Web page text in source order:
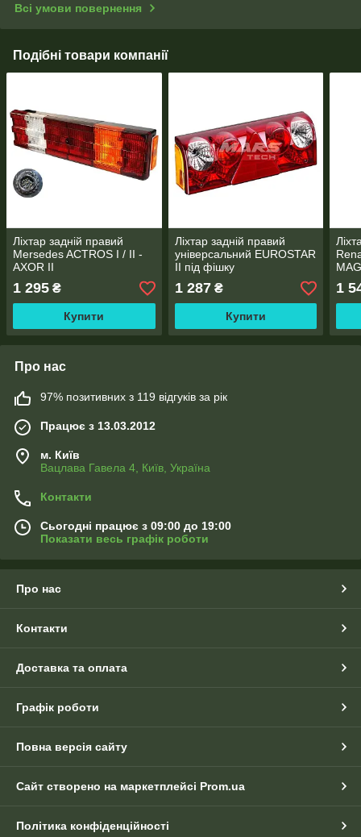
Всі умови повернення
Подібні товари компанії
Ліхтар задній правий
Mersedes ACTROS I / II -
AXOR II
1 295 ₴
Купити
Ліхтар задній правий
універсальний EUROSTAR
II під фішку
1 287₴
Купити
1
Про нас
97% позитивних з 119 відгуків за рік
Працює з 13.03.2012
м. Київ
Вацлава Гавела 4, Київ, Україна
Контакти
Сьогодні працює з 09:00 до 19:00
Показати весь графік роботи
Про нас
Контакти
Доставка та оплата
Графік роботи
Повна версія сайту
Сайт створено на маркетплейсі Prom.ua
Політика конфіденційності